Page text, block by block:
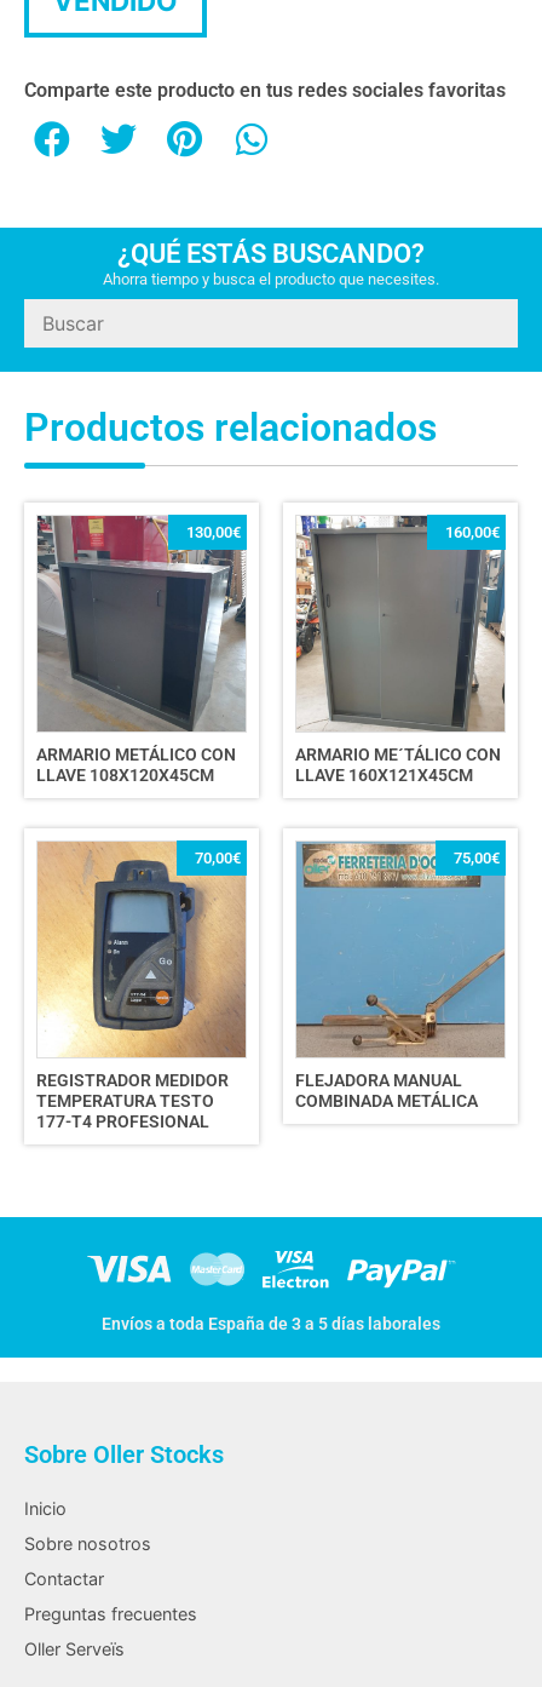
Comparte este producto en tus redes sociales favoritas
¿QUÉ ESTÁS BUSCANDO?
Ahorra tiempo y busca el producto que necesites.
Productos relacionados
ARMARIO METÁLICO CON
LLAVE 108X120X45CM
130,00€
ARMARIO ME´TÁLICO CON
LLAVE 160X121X45CM
160,00€
REGISTRADOR MEDIDOR
TEMPERATURA TESTO
177-T4 PROFESIONAL
70,00€
FLEJADORA MANUAL
COMBINADA METÁLICA
75,00€
Envíos a toda España de 3 a 5 días laborales
Sobre Oller Stocks
Inicio
Sobre nosotros
Contactar
Preguntas frecuentes
Oller Serveïs